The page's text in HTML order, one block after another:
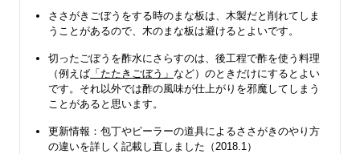
ささがきごぼうをする時のまな板は、木製だと削れてしま
うことがあるので、木のまな板は避けるとよいです。
切ったごぼうを酢水にさらすのは、後工程で酢を使う料理
（例えば 「たたきごぼう」 など）のときだけにするとよい
です。それ以外では酢の風味が仕上がりを邪魔してしまう
ことがあると思います。
更新情報：包丁やピーラーの道具によるささがきのやり方
の違いを詳しく記載し直しました（2018.1）